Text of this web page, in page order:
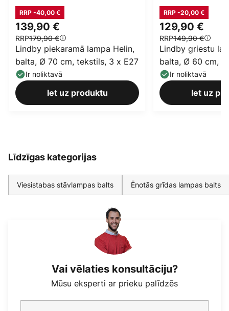
139,90 €
RRP179,90 €
RRP -40,00 €
Lindby piekaramā lampa Helin,
balta, Ø 70 cm, tekstils, 3 x E27
Ir noliktavā
Iet uz produktu
129,90 €
RRP149,90 €
RRP -20,00 €
Lindby griestu
balta, Ø 60 cm,
Ir noliktavā
Iet uz
Līdzīgas kategorijas
Viesistabas stāvlampas balts Ēnotās grīdas lampas balts
Vai vēlaties konsultāciju?
Mūsu eksperti ar prieku palīdzēs